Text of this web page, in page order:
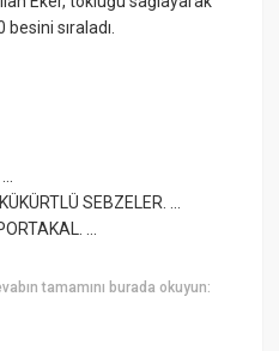
sıraladı.
SEBZELER. ...
...
tamamını burada okuyun: